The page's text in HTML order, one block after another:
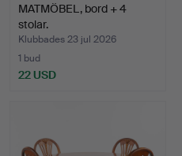
MATMÖBEL, bord + 4
stolar.
Klubbades 23 jul 2026
1 bud
22 USD